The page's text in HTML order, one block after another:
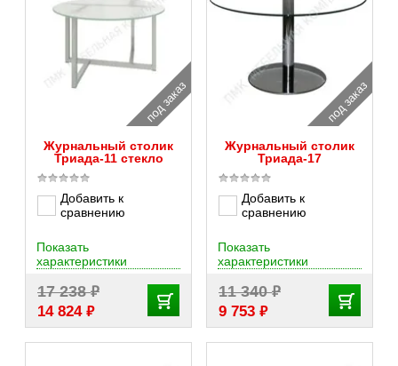
под заказ
Журнальный столик
Триада-11 стекло
Добавить к
сравнению
17 238₽
14 824 ₽
Показать
характеристики
под заказ
Журнальный столик
Триада-17
Добавить к
сравнению
11 340₽
9 753 ₽
Показать
характеристики